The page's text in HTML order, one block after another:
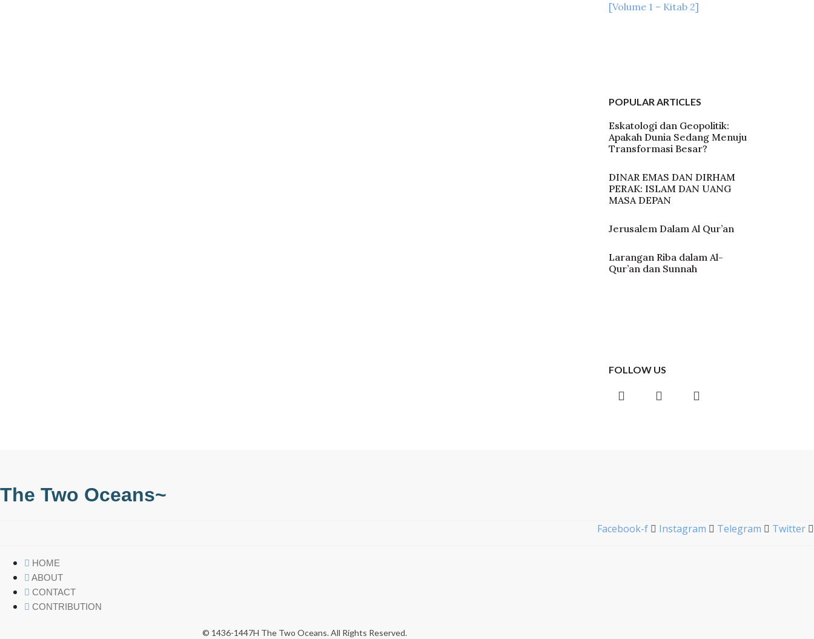
[Volume 1 – Kitab 2]
POPULAR ARTICLES
Eskatologi dan Geopolitik:
Apakah Dunia Sedang Menuju
Transformasi Besar?
DINAR EMAS DAN DIRHAM
PERAK: ISLAM DAN UANG
MASA DEPAN
Jerusalem Dalam Al Qur’an
Larangan Riba dalam Al-
Qur’an dan Sunnah
FOLLOW US
Instagram
FacebookTelegram
The Two Oceans~
Facebook-f Instagram Telegram Twitter
HOME
ABOUT
CONTACT
CONTRIBUTION
© 1436-1447H The Two Oceans. All Rights Reserved.